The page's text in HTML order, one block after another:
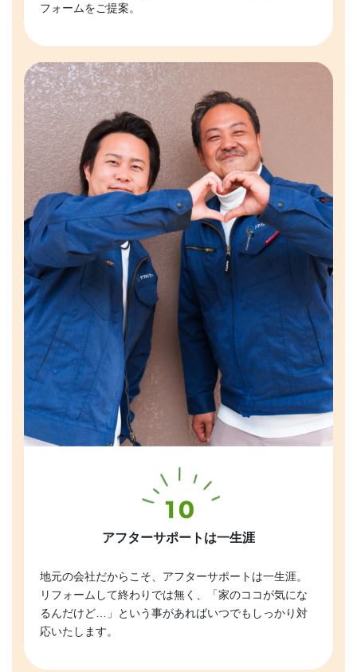
フォームをご提案。
アフターサポートは一生涯
地元の会社だからこそ、アフターサポートは一生涯。
リフォームして終わりでは無く、「家のココが気にな
るんだけど…」という事があればいつでもしっかり対
応いたします。